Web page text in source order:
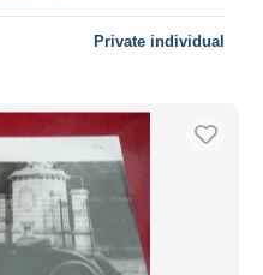
Private individual